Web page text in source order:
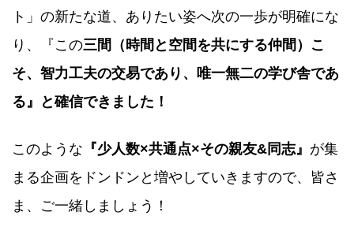
ト」の新たな道、ありたい姿へ次の一歩が明確にな
り、『この三間（時間と空間を共にする仲間）こ
そ、智力工夫の交易であり、唯一無二の学び舎であ
る』と確信できました！
このような 『少人数×共通点×その親友&同志』 が集
まる企画をドンドンと増やしていきますので、皆さ
ま、ご一緒しましょう！